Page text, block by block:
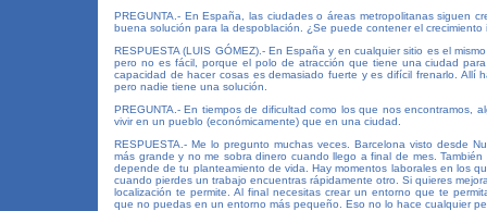
PREGUNTA.- En España, las ciudades o áreas metropolitanas siguen
buena solución para la despoblación. ¿Se puede contener el
RESPUESTA (LUIS GÓMEZ).- En España y en cualquier sitio es el
pero no es fácil, porque el polo de atracción que tiene una ciudad
capacidad de hacer cosas es demasiado fuerte y es difícil frenarlo. Allí
pero nadie tiene una solución.
PREGUNTA.- En tiempos de dificultad como los que nos encontramos,
vivir en un pueblo (económicamente) que en una ciudad.
RESPUESTA.- Me lo pregunto muchas veces. Barcelona visto desde
más grande y no me sobra dinero cuando llego a final de mes.
depende de tu planteamiento de vida. Hay momentos laborales en los
cuando pierdes un trabajo encuentras rápidamente otro. Si quieres
localización te permite. Al final necesitas crear un entorno que te
que no puedas en un entorno más pequeño. Eso no lo hace cualquier